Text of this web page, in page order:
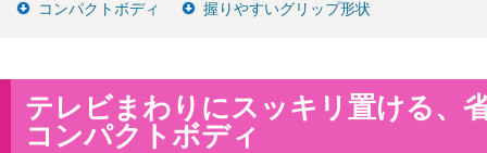
コンパクトボディ 握りやすいグリップ形状
テレビまわりにスッキリ置ける、
コンパクトボディ